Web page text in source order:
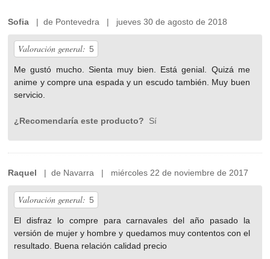
Sofia | de Pontevedra | jueves 30 de agosto de 2018
Valoración general: 5
Me gustó mucho. Sienta muy bien. Está genial. Quizá me
anime y compre una espada y un escudo también. Muy buen
servicio.
¿Recomendaría este producto? Sí
Raquel | de Navarra | miércoles 22 de noviembre de 2017
Valoración general: 5
El disfraz lo compre para carnavales del año pasado la
versión de mujer y hombre y quedamos muy contentos con el
resultado. Buena relación calidad precio